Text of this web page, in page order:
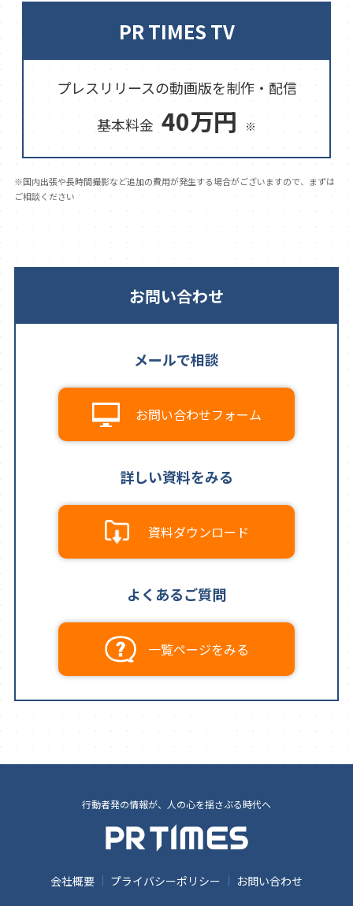
PR TIMES TV
プレスリリースの動画版を制作・配信
基本料金 40万円 ※
※国内出張や長時間撮影など追加の費用が発生する場合がございますので、まずは
ご相談ください
お問い合わせ
メールで相談
お問い合わせフォーム
詳しい資料をみる
資料ダウンロード
よくあるご質問
一覧ページをみる
行動者発の情報が、人の心を揺さぶる時代へ
会社概要 プライバシーポリシー お問い合わせ